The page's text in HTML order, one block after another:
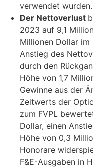
verwendet wurden.
Der Nettoverlust
2023 auf 9,1
Millionen Dollar
Anstieg des
durch den
Höhe von 1,7
Gewinne aus der
Zeitwerts der
zum FVPL
Dollar, einen
Höhe von 0,3
Honorare
F&E-Ausgaben in